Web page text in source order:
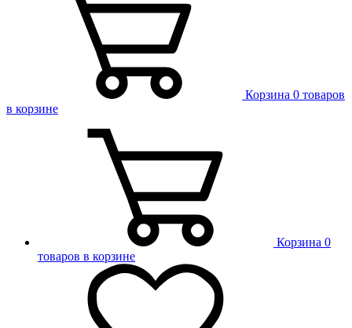
Корзина 0 товаров
в корзине
Корзина 0
товаров в корзине